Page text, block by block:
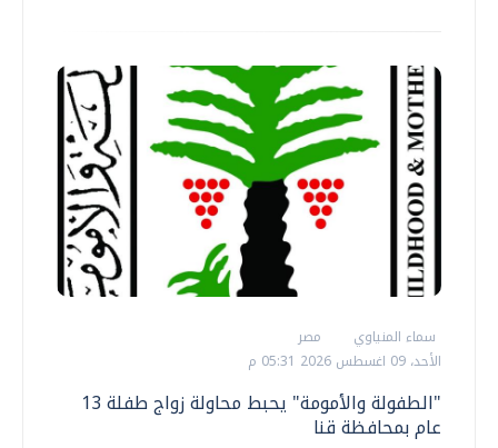
سماء المنياوي
مصر
الأحد، 09 اغسطس 2026 05:31 م
"الطفولة والأمومة" يحبط محاولة زواج طفلة 13
عام بمحافظة قنا